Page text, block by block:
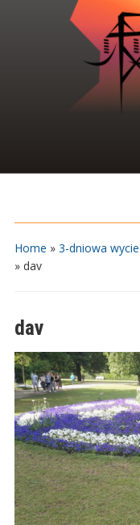
Home » 3-dniowa
» dav
dav